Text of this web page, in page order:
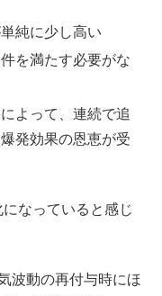
純に少し高い
を満たす必要がな
よって、連続で追
発効果の恩恵が受
なっていると感じ
波動の再付与時にほ